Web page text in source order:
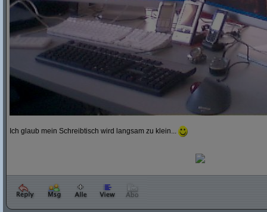
Ich glaub mein Schreibtisch wird langsam zu klein...